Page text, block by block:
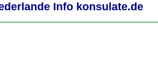
Info konsulate.de